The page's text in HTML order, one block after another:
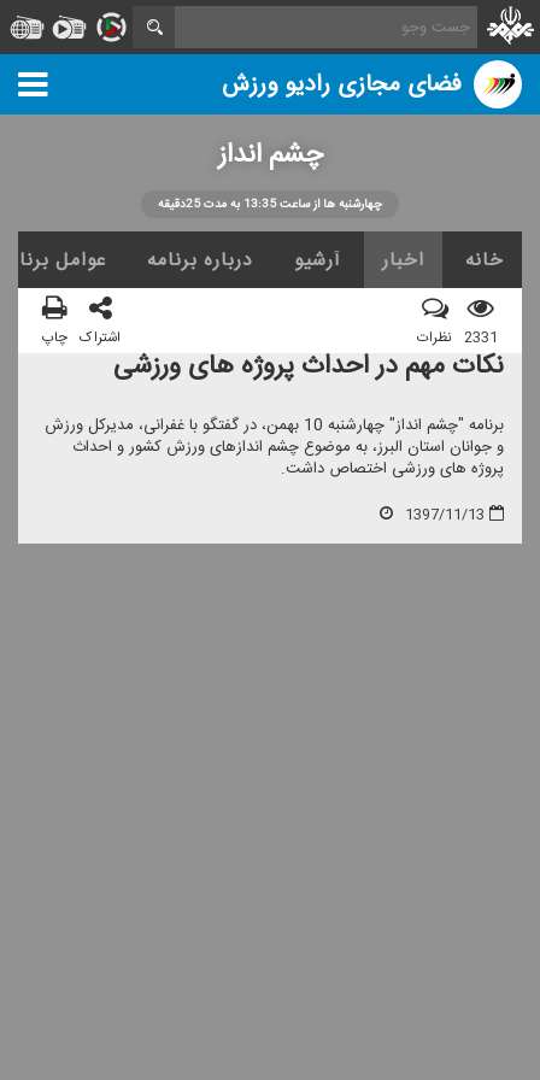
فضای مجازی رادیو ورزش
چشم انداز
چهارشنبه ها از ساعت 13:35 به مدت 25دقیقه
خانه اخبار آرشیو درباره برنامه عوامل برنامه
2331 نظرات اشتراک چاپ
نكات مهم در احداث پروژه های ورزشی
برنامه "چشم انداز" چهارشنبه 10 بهمن، در گفتگو با غفرانی، مدیركل ورزش
و جوانان استان البرز، به موضوع چشم اندازهای ورزش كشور و احداث
پروژه های ورزشی اختصاص داشت.
1397/11/13